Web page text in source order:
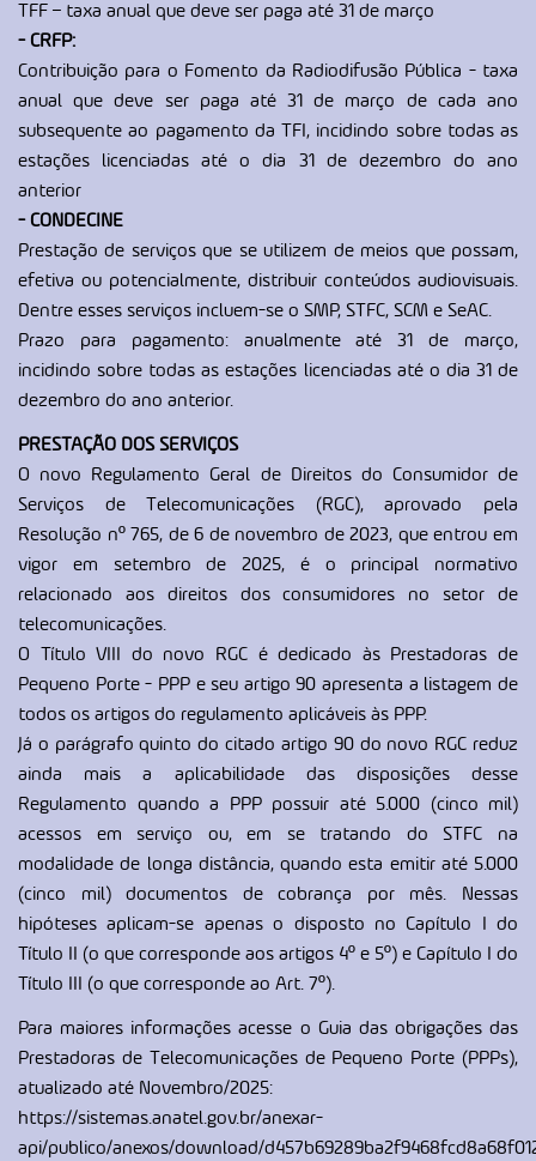
TFF – taxa anual que deve ser paga até 31 de março
- CRFP:
Contribuição para o Fomento da Radiodifusão Pública - taxa
anual que deve ser paga até 31 de março de cada ano
subsequente ao pagamento da TFI, incidindo sobre todas as
estações licenciadas até o dia 31 de dezembro do ano
anterior
- CONDECINE
Prestação de serviços que se utilizem de meios que possam,
efetiva ou potencialmente, distribuir conteúdos audiovisuais.
Dentre esses serviços incluem-se o SMP, STFC, SCM e SeAC.
Prazo para pagamento: anualmente até 31 de março,
incidindo sobre todas as estações licenciadas até o dia 31 de
dezembro do ano anterior.
PRESTAÇÃO DOS SERVIÇOS
O novo Regulamento Geral de Direitos do Consumidor de
Serviços de Telecomunicações (RGC), aprovado pela
Resolução nº 765, de 6 de novembro de 2023, que entrou em
vigor em setembro de 2025, é o principal normativo
relacionado aos direitos dos consumidores no setor de
telecomunicações.
O Título VIII do novo RGC é dedicado às Prestadoras de
Pequeno Porte - PPP e seu artigo 90 apresenta a listagem de
todos os artigos do regulamento aplicáveis às PPP.
Já o parágrafo quinto do citado artigo 90 do novo RGC reduz
ainda mais a aplicabilidade das disposições desse
Regulamento quando a PPP possuir até 5.000 (cinco mil)
acessos em serviço ou, em se tratando do STFC na
modalidade de longa distância, quando esta emitir até 5.000
(cinco mil) documentos de cobrança por mês. Nessas
hipóteses aplicam-se apenas o disposto no Capítulo I do
Título II (o que corresponde aos artigos 4º e 5º) e Capítulo I do
Título III (o que corresponde ao Art. 7º).
Para maiores informações acesse o Guia das obrigações das
Prestadoras de Telecomunicações de Pequeno Porte (PPPs),
atualizado até Novembro/2025:
https://sistemas.anatel.gov.br/anexar-
api/publico/anexos/download/